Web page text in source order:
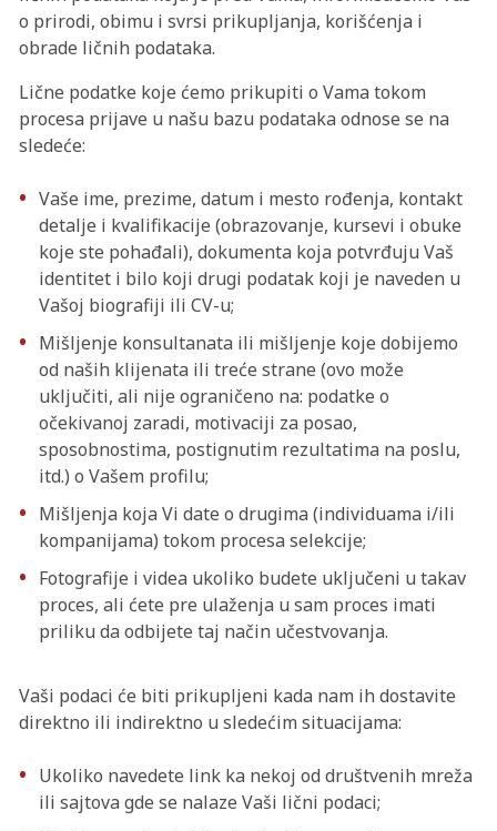
o prirodi, obimu i svrsi prikupljanja, korišćenja i
obrade ličnih podataka.
Lične podatke koje ćemo prikupiti o Vama tokom
procesa prijave u našu bazu podataka odnose se na
sledeće:
Vaše ime, prezime, datum i mesto rođenja, kontakt
detalje i kvalifikacije (obrazovanje, kursevi i obuke
koje ste pohađali), dokumenta koja potvrđuju Vaš
identitet i bilo koji drugi podatak koji je naveden u
Vašoj biografiji ili CV-u;
Mišljenje konsultanata ili mišljenje koje dobijemo
od naših klijenata ili treće strane (ovo može
uključiti, ali nije ograničeno na: podatke o
očekivanoj zaradi, motivaciji za posao,
sposobnostima, postignutim rezultatima na poslu,
itd.) o Vašem profilu;
Mišljenja koja Vi date o drugima (individuama i/ili
kompanijama) tokom procesa selekcije;
Fotografije i videa ukoliko budete uključeni u takav
proces, ali ćete pre ulaženja u sam proces imati
priliku da odbijete taj način učestvovanja.
Vaši podaci će biti prikupljeni kada nam ih dostavite
direktno ili indirektno u sledećim situacijama:
Ukoliko navedete link ka nekoj od društvenih mreža
ili sajtova gde se nalaze Vaši lični podaci;